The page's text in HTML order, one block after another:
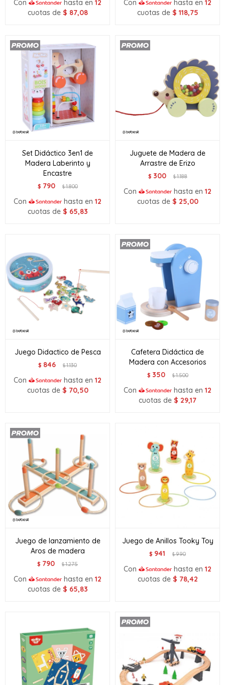
Con hasta en 12
cuotas de $ 87,08
Con hasta en 12
cuotas de $ 118,75
Set Didáctico 3en1 de
Madera Laberinto y
Encastre
$ 790 $1.800
Con hasta en 12
cuotas de $ 65,83
Juguete de Madera de
Arrastre de Erizo
$ 300 $1.188
Con hasta en 12
cuotas de $ 25,00
Juego Didactico de Pesca
$ 846 $1.130
Con hasta en 12
cuotas de $ 70,50
Cafetera Didáctica de
Madera con Accesorios
$ 350 $1.500
Con hasta en 12
cuotas de $ 29,17
Juego de lanzamiento de
Aros de madera
$ 790 $1.275
Con hasta en 12
cuotas de $ 65,83
Juego de Anillos Tooky Toy
$ 941 $990
Con hasta en 12
cuotas de $ 78,42